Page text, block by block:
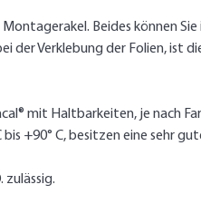
Beides können
der Verklebung der Folien, ist
mit Haltbarkeiten, je nach
+90° C, besitzen eine sehr
zulässig.